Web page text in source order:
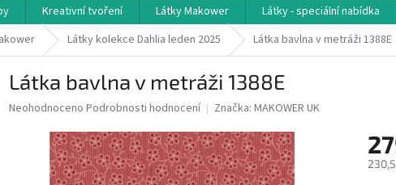
Kreativní tvoření Látky Makower Látky - speciální nabídka
Látky kolekce Dahlia leden 2025 Látka bavlna v metráži 1388E
Látka bavlna v metráži 1388E
Průměrné
produktu
Neohodnoceno Podrobnosti hodnocení Značka: MAKOWER UK